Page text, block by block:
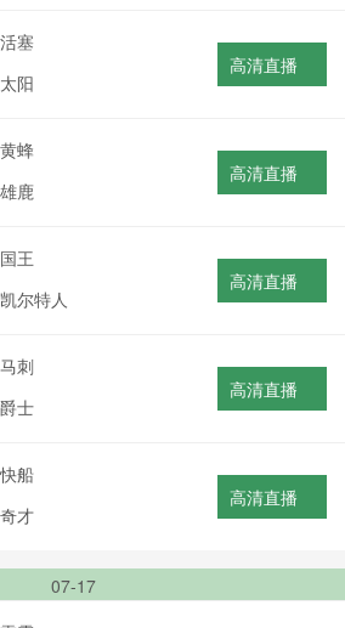
活塞
太阳
高清直播
黄蜂
雄鹿
高清直播
国王
凯尔特人
高清直播
马刺
爵士
高清直播
快船
奇才
高清直播
07-17